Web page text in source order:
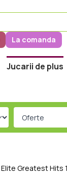
La comanda
Jucarii de plus
Elite Greatest Hits